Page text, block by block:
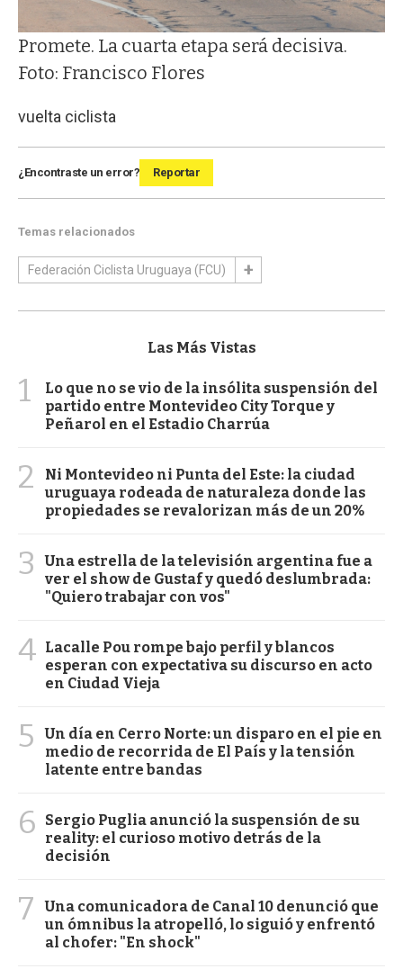
Promete. La cuarta etapa será decisiva.
Foto: Francisco Flores
vuelta ciclista
¿Encontraste un error? Reportar
Temas relacionados
Federación Ciclista Uruguaya (FCU)
Las Más Vistas
1
Lo que no se vio de la insólita suspensión del
partido entre Montevideo City Torque y
Peñarol en el Estadio Charrúa
2
Ni Montevideo ni Punta del Este: la ciudad
uruguaya rodeada de naturaleza donde las
propiedades se revalorizan más de un 20%
3
Una estrella de la televisión argentina fue a
ver el show de Gustaf y quedó deslumbrada:
"Quiero trabajar con vos"
4 Lacalle Pou rompe bajo perfil y blancos
esperan con expectativa su discurso en acto
en Ciudad Vieja
5
Un día en Cerro Norte: un disparo en el pie en
medio de recorrida de El País y la tensión
latente entre bandas
6
Sergio Puglia anunció la suspensión de su
reality: el curioso motivo detrás de la
decisión
7
Una comunicadora de Canal 10 denunció que
un ómnibus la atropelló, lo siguió y enfrentó
al chofer: "En shock"